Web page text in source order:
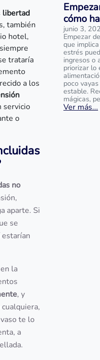
libertad
también
hotel,
trataría
a los
servicio
o
no
aparte. Si
se
estarían
la
, y
te lo
a
cómo
junio 3,
Empezar
que
estrés
ingresos o
priorizar lo
poco
estable.
mágicas,
Ver más...